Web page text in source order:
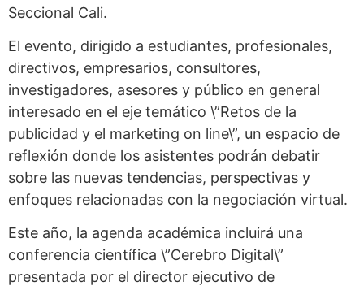
Seccional Cali.
El evento, dirigido a estudiantes, profesionales,
directivos, empresarios, consultores,
investigadores, asesores y público en general
interesado en el eje temático \”Retos de la
publicidad y el marketing on line\”, un espacio de
reflexión donde los asistentes podrán debatir
sobre las nuevas tendencias, perspectivas y
enfoques relacionadas con la negociación virtual.
Este año, la agenda académica incluirá una
conferencia científica \”Cerebro Digital\”
presentada por el director ejecutivo de